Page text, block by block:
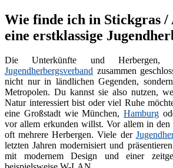
Wie finde ich in Stickgras /
eine erstklassige
Die Unterkünfte und Herbergen,
Jugendherbergsverband zusammen
nicht nur in ländlichen Gegenden,
Metropolen. Du kannst sie also nutzen,
Natur interessiert bist oder viel Ruhe
eine Großstadt wie München, Hamburg
vor allem erkunden willst. Vor allem in
oft mehrere Herbergen. Viele der
letzten Jahren modernisiert und
mit modernem Design und einer